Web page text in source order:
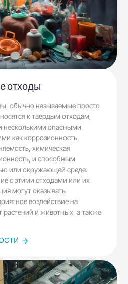
отходы
обычно называемые просто
к твердым отходам,
опасными
как коррозионность,
химическая
и способным
или окружающей среде.
с этими отходами или их
могут оказывать
воздействие на
растений и животных, а также